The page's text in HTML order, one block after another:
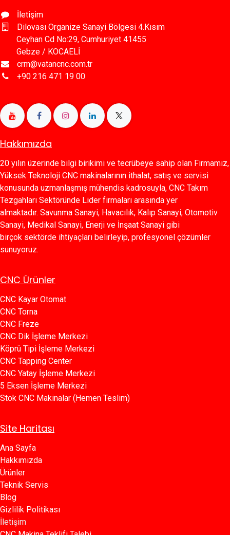
İletişim
Dilovası Organize Sanayi Bölgesi 4.Kısım
Ceyhan Cd No:29, Cumhuriyet 41455
Gebze / KOCAELİ
crm@vatancnc.com.tr
+90 216 471 19 00
Hakkımızda
20 yılın üzerinde bilgi birikimi ve tecrübeye sahip olan Firmamız,
Yüksek Teknoloji CNC makinalarının ithalat, satış ve servisi
konusunda uzmanlaşmış mühendis kadrosuyla, CNC Takım
Tezgahları Sektöründe Lider firmaları arasında yer
almaktadır. Savunma Sanayi, Havacılık, Kalıp Sanayi, Otomotiv
Sanayi, Medikal Sanayi, Enerji ve İnşaat Sanayi gibi
birçok sektörde ihtiyaçları belirleyip, profesyonel çözümler
sunuyoruz.
CNC Ürünler
CNC Kayar Otomat
CNC Torna
CNC Freze
CNC Dik İşleme Merkezi
Köprü Tipi İşleme Merkezi
C​​NC Tapping Center
CNC Yatay İşleme Merkezi
5 Eksen İşleme Merkezi
Stok CNC Makinalar (Hemen Teslim)
Site Haritası
Ana Sayfa​​
Hakkımızda
Ürünler​
Teknik Servis
Blog​​
Gizlilik Politikası​​
İletişim